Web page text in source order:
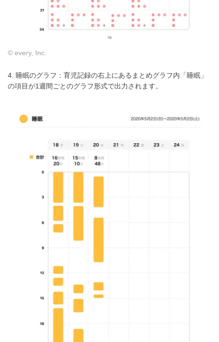
© every, Inc.
4. 睡眠のグラフ：育児記録の右上にあるまとめグラフ内「睡眠」
の項目が1週間ごとのグラフ形式で出力されます。